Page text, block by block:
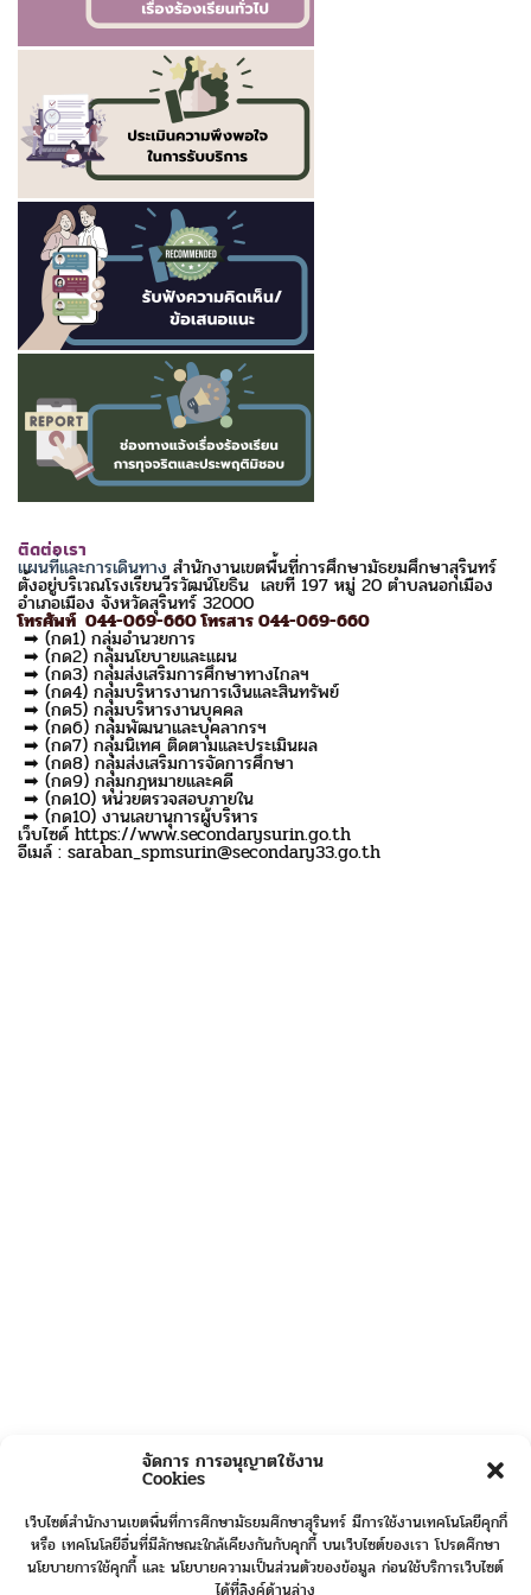
จัดการ การอนุญาตใช้งาน
Cookies
เว็บไซต์สำนักงานเขตพื้นที่การศึกษามัธยมศึกษาสุรินทร์ มีการใช้งานเทคโนโลยีคุกกี้
หรือ เทคโนโลยีอื่นที่มีลักษณะใกล้เคียงกันกับคุกกี้ บนเว็บไซต์ของเรา โปรดศึกษา
นโยบายการใช้คุกกี้ และ นโยบายความเป็นส่วนตัวของข้อมูล ก่อนใช้บริการเว็บไซต์
ติดต่อเรา
แผนที่และการเดินทางสำนักงานเขตพื้นที่การศึกษามัธยมศึกษาสุรินทร์
ตั้งอยู่บริเวณโรงเรียนวีรวัฒน์โยธิน เลขที่ 197 หมู่ 20 ตำบลนอกเมือง
อำเภอเมือง จังหวัดสุรินทร์ 32000
โทรศัพท์ 044-069-660 โทรสาร 044-069-660
➡ (กด1) กลุ่มอำนวยการ
➡ (กด2) กลุ่มนโยบายและแผน
➡ (กด3) กลุ่มส่งเสริมการศึกษาทางไกลฯ
➡ (กด4) กลุ่มบริหารงานการเงินและสินทรัพย์
➡ (กด5) กลุ่มบริหารงานบุคคล
➡ (กด6) กลุ่มพัฒนาและบุคลากรฯ
➡ (กด7) กลุ่มนิเทศ ติดตามและประเมินผล
➡ (กด8) กลุ่มส่งเสริมการจัดการศึกษา
➡ (กด9) กลุ่มกฎหมายและคดี
➡ (กด10) หน่วยตรวจสอบภายใน
➡ (กด10) งานเลขานุการผู้บริหาร
เว็บไซด์ https://www.secondarysurin.go.th
อีเมล์ : saraban_spmsurin@secondary33.go.th